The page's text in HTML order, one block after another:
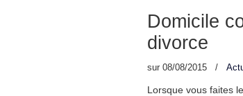
Domicile
divorce
sur 08/08/2015 /
Lorsque vous faites